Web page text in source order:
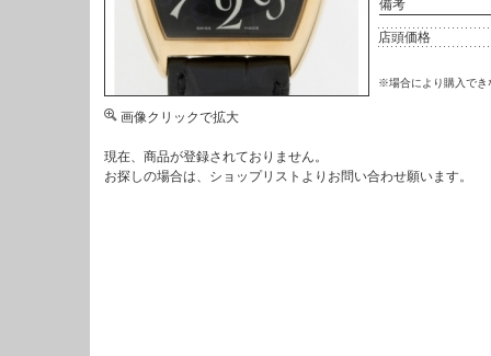
画像クリックで拡大
備考
店頭価格
※場合により購入でき
現在、商品が登録されておりません。
お探しの場合は、 ショップリスト よりお問い合わせ願います。